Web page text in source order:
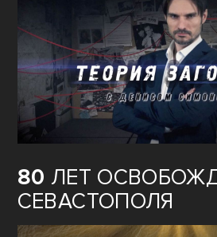
80 ЛЕТ
СЕВАСТОПОЛЯ